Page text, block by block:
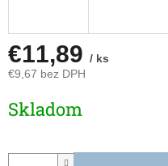
€11,89 / ks
€9,67 bez DPH
cena:
Skladom